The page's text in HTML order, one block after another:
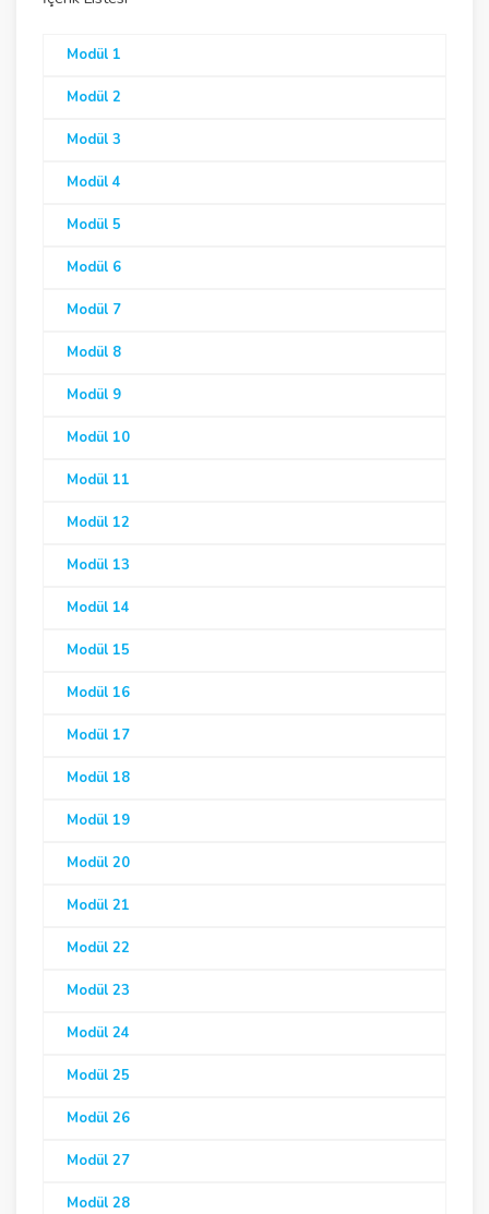
Modül 1
Modül 2
Modül 3
Modül 4
Modül 5
Modül 6
Modül 7
Modül 8
Modül 9
Modül 10
Modül 11
Modül 12
Modül 13
Modül 14
Modül 15
Modül 16
Modül 17
Modül 18
Modül 19
Modül 20
Modül 21
Modül 22
Modül 23
Modül 24
Modül 25
Modül 26
Modül 27
Modül 28